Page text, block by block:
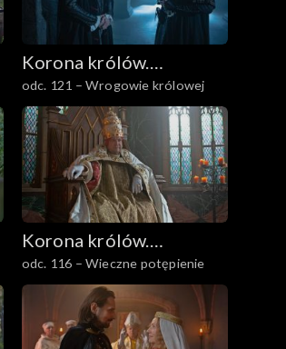
Korona królów.
Jagiellonowie
odc. 121 – Wrogowie królowej
Korona królów.
Jagiellonowie
odc. 116 – Wieczne potępienie